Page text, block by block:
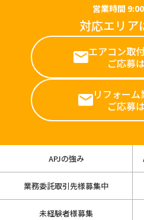
営業時間
対応エリア
エアコン取
ご応募
リフォーム
ご応募
APJの強み
業務委託取引先様募集中
未経験者様募集